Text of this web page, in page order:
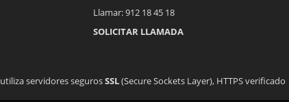
Llamar: 912 18 45 18
SOLICITAR LLAMADA
utiliza servidores segurosSSL(Secure Sockets Layer), HTTPS verificado